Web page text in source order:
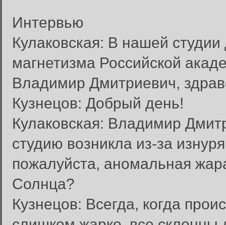
Интервью
Кулаковская: В нашей
магнетизма Российской
Владимир Дмитриевич,
Кузнецов: Добрый день!
Кулаковская: Владимир
студию возникла из-за
пожалуйста, аномальная
Солнца?
Кузнецов: Всегда, когда